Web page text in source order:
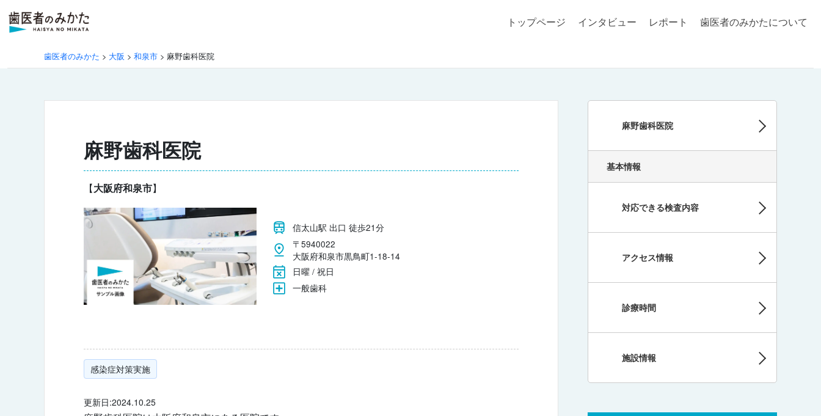
トップページ インタビュー レポート 歯医者のみかたについて
歯医者のみかた > 大阪 > 和泉市 > 麻野歯科医院
麻野歯科医院
【大阪府和泉市】
信太山駅 出口 徒歩21分
〒5940022
大阪府和泉市黒鳥町1-18-14
日曜 / 祝日
一般歯科
感染症対策実施
更新日:2024.10.25
麻野歯科医院
基本情報
対応できる検査内容
アクセス情報
診療時間
施設情報